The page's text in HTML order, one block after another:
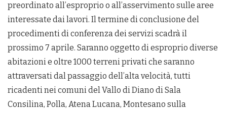
preordinato all’esproprio o all’asservimento sulle aree
interessate dai lavori. Il termine di conclusione del
procedimenti di conferenza dei servizi scadrà il
prossimo 7 aprile. Saranno oggetto di esproprio diverse
abitazioni e oltre 1000 terreni privati che saranno
attraversati dal passaggio dell’alta velocità, tutti
ricadenti nei comuni del Vallo di Diano di Sala
Consilina, Polla, Atena Lucana, Montesano sulla